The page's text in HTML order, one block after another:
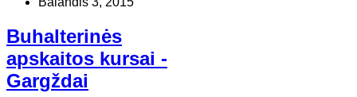
Buhalterinės
apskaitos kursai -
Gargždai